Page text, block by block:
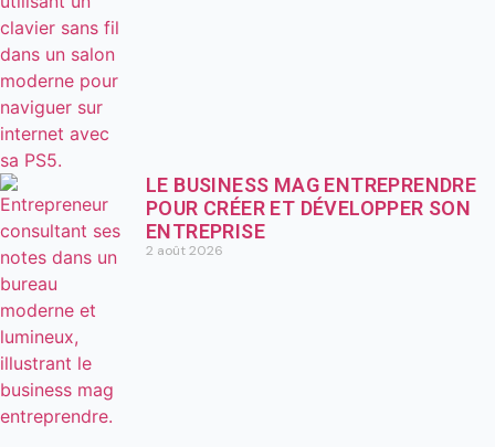
LE BUSINESS MAG ENTREPRENDRE
POUR CRÉER ET DÉVELOPPER SON
ENTREPRISE
2 août 2026